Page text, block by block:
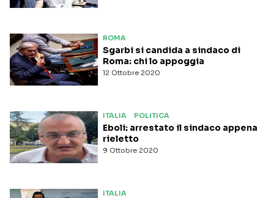
ROMA
12 Ottobre 2020
Sgarbi si candida a sindaco di
Roma: chi lo appoggia
ITALIA POLITICA
9 Ottobre 2020
Eboli: arrestato il sindaco appena
rieletto
ITALIA